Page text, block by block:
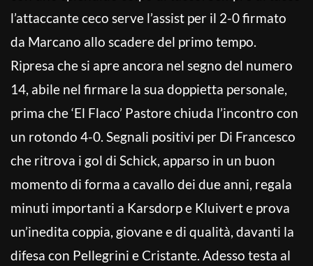
l’attaccante ceco serve l’assist per il 2-0 firmato
da Marcano allo scadere del primo tempo.
Ripresa che si apre ancora nel segno del numero
14, abile nel firmare la sua doppietta personale,
prima che ‘El Flaco’ Pastore chiuda l’incontro con
un rotondo 4-0. Segnali positivi per Di Francesco
che ritrova i gol di Schick, apparso in un buon
momento di forma a cavallo dei due anni, regala
minuti importanti a Karsdorp e Kluivert e prova
un’inedita coppia, giovane e di qualità, davanti la
difesa con Pellegrini e Cristante. Adesso testa al